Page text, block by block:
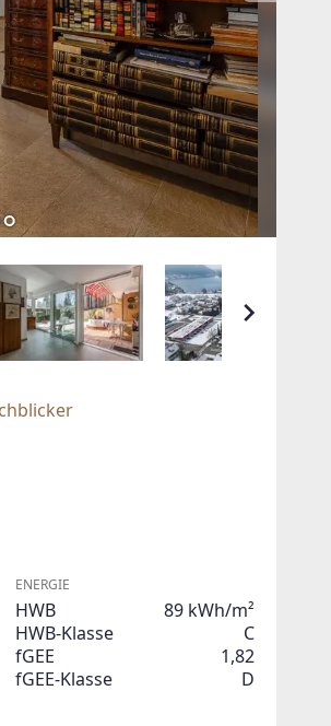
ENERGIE
HWB
89 kWh/m²
HWB-Klasse
C
fGEE
1,82
fGEE-Klasse
D